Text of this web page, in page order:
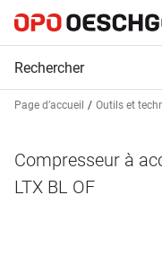
Page d’accueil Outils et
Compresseur à
LTX BL OF